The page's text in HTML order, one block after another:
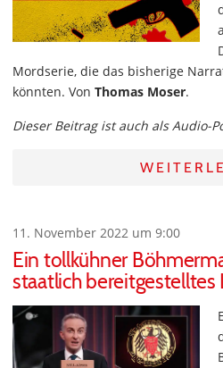
Mordserie, die das bisherige
könnten. Von Thomas Moser.
Dieser Beitrag ist auch als Audio-
11. November 2022 um 9:00
Ein tollkühner
staatlich bereitgestelltes